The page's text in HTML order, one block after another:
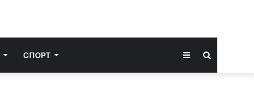
СПОРТ Sidebar